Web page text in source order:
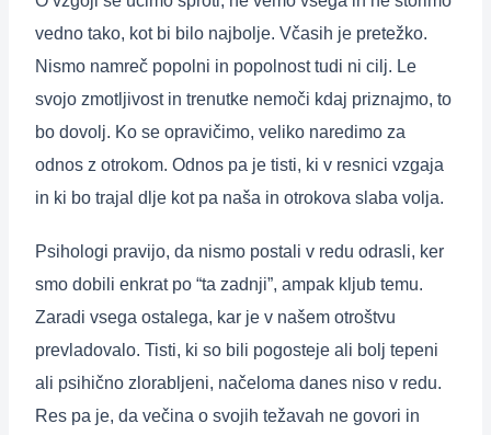
vedno tako, kot bi bilo najbolje. Včasih je pretežko.
Nismo namreč popolni in popolnost tudi ni cilj. Le
svojo zmotljivost in trenutke nemoči kdaj priznajmo, to
bo dovolj. Ko se opravičimo, veliko naredimo za
odnos z otrokom. Odnos pa je tisti, ki v resnici vzgaja
in ki bo trajal dlje kot pa naša in otrokova slaba volja.
Psihologi pravijo, da nismo postali v redu odrasli, ker
smo dobili enkrat po “ta zadnji”, ampak kljub temu.
Zaradi vsega ostalega, kar je v našem otroštvu
prevladovalo. Tisti, ki so bili pogosteje ali bolj tepeni
ali psihično zlorabljeni, načeloma danes niso v redu.
Res pa je, da večina o svojih težavah ne govori in